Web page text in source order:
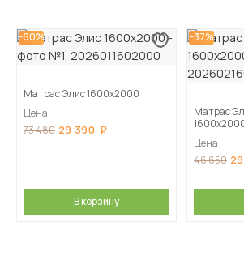
-60%
Матрас Элис 1600х2000
Цена
73 480 29 390
В корзину
-37%
Матрас
Цена
46 650